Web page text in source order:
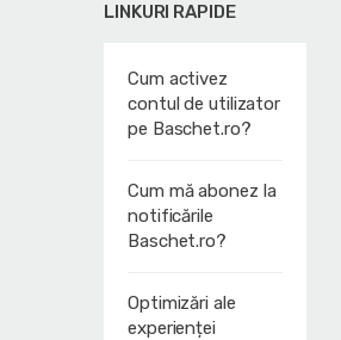
LINKURI RAPIDE
Cum activez
contul de utilizator
pe Baschet.ro?
Cum mă abonez la
notificările
Baschet.ro?
Optimizări ale
experienței